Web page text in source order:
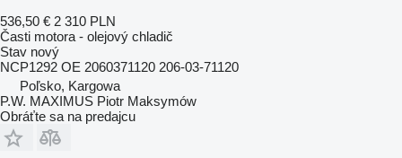
536,50 € 2 310 PLN
Časti motora - olejový chladič
Stav nový
NCP1292 OE 2060371120 206-03-71120
Poľsko, Kargowa
P.W. MAXIMUS Piotr Maksymów
Obráťte sa na predajcu